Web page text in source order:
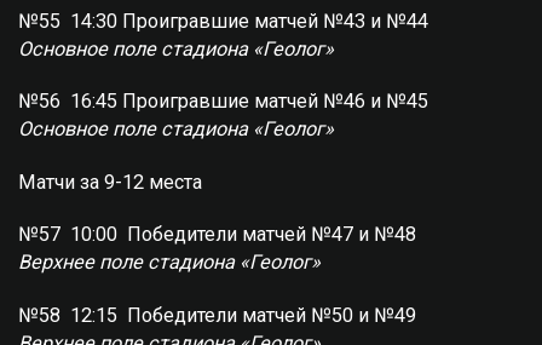
№55 14:30 Проигравшие матчей №43 и №44
Основное поле стадиона «Геолог»
№56 16:45 Проигравшие матчей №46 и №45
Основное поле стадиона «Геолог»
Матчи за 9-12 места
№57 10:00 Победители матчей №47 и №48
Верхнее поле стадиона «Геолог»
№58 12:15 Победители матчей №50 и №49